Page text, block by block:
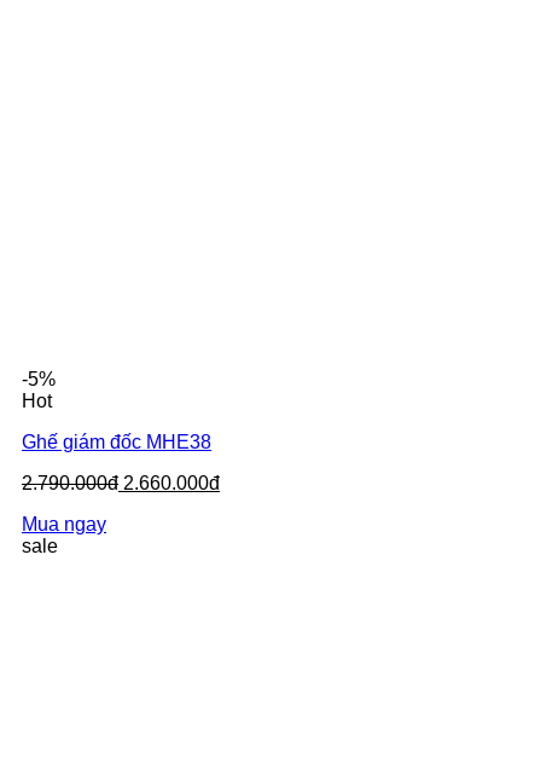
-5%
Hot
Ghế giám đốc MHE38
2.790.000đ 2.660.000đ
Mua ngay
sale